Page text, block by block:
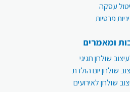
עסקה
פרטיות
ומאמרים
שולחן חגיגי
שולחן יום הולדת
שולחן לאירועים